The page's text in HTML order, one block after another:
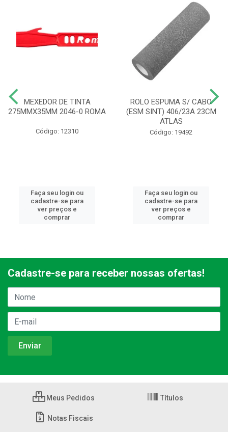
MEXEDOR DE TINTA
275MMX35MM 2046-0 ROMA
Código: 12310
Faça seu login ou
cadastre-se para
ver preços e
comprar
ROLO ESPUMA S/ CABO
(ESM SINT) 406/23A 23CM
ATLAS
Código: 19492
Faça seu login ou
cadastre-se para
ver preços e
comprar
Cadastre-se para receber nossas ofertas!
Meus Pedidos Títulos
Notas Fiscais